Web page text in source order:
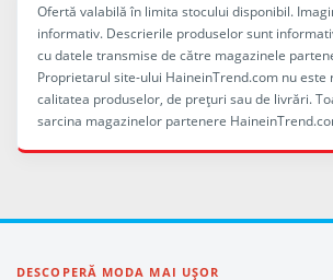
Ofertă valabilă în limita stocului disponibil.
informativ. Descrierile produselor sunt
cu datele transmise de către magazinele
Proprietarul site-ului HaineinTrend.com nu este
calitatea produselor, de preţuri sau de livrări.
sarcina magazinelor partenere
DESCOPERĂ MODA MAI UȘOR